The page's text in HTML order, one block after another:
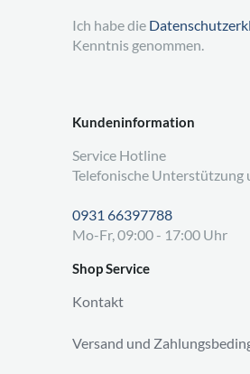
Kundeninformation
Service Hotline
Telefonische Unterstützung
0931 66397788
Mo-Fr, 09:00 - 17:00 Uhr
Shop Service
Kontakt
Versand und
Ich habe die
Kenntnis genommen.